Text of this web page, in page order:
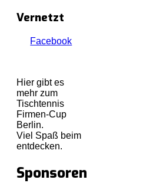
Vernetzt
Facebook
Hier gibt es
mehr zum
Tischtennis
Firmen-Cup
Berlin.
Viel Spaß beim
entdecken.
Sponsoren